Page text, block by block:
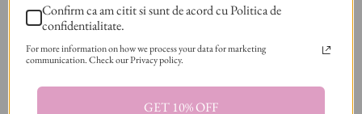
Postat in: Craciun
ARTICOL ANTERIOR
Cosmetice cadou în funcție de tipul de ten: Ghidul
Confirm ca am citit si sunt de acord cu Politica de
confidentialitate.
For more information on how we process your data for marketing
communication. Check our Privacy policy.
GET 10% OFF